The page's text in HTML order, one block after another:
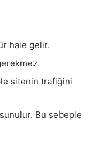
hale gelir.
sitenin trafiğini
Bu sebeple